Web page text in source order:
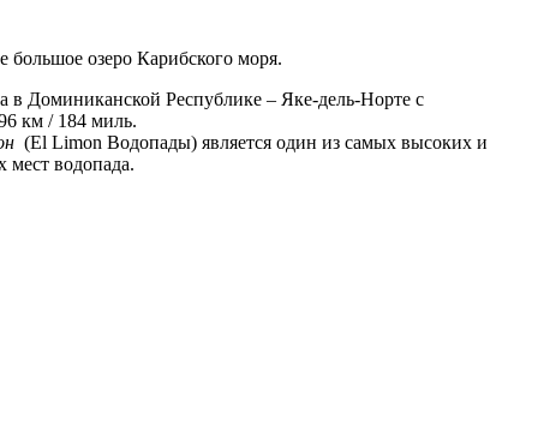
большое озеро Карибского моря.
в Доминиканской Республике – Яке-дель-Норте с
км / 184 миль.
(El Limon Водопады) является один из самых высоких и
водопада.